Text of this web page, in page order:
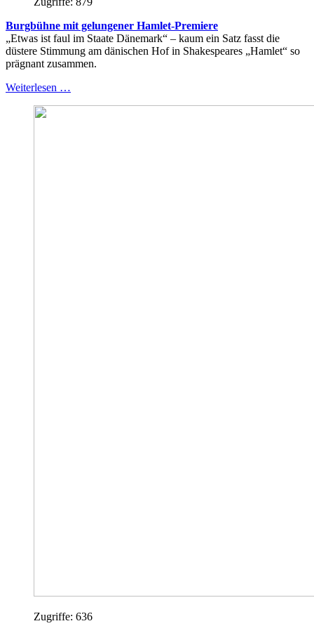
Burgbühne mit gelungener Hamlet-Premiere
„Etwas ist faul im Staate Dänemark“ – kaum ein Satz fasst die
düstere Stimmung am dänischen Hof in Shakespeares „Hamlet“ so
prägnant zusammen.
Weiterlesen …
Zugriffe: 636